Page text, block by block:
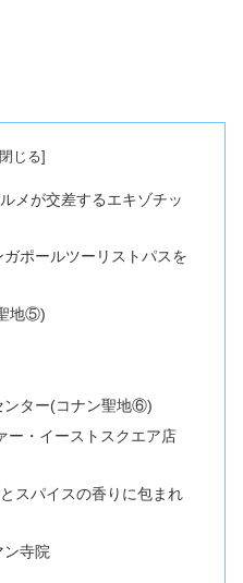
メが交差するエキゾチッ
ポールツーリストパスを
地⑤)
ンター(コナン聖地⑥)
ー・イーストスクエア店
スパイスの香りに包まれ
ン寺院